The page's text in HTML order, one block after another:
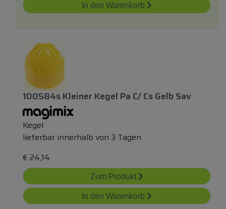
In den Warenkorb
100584s Kleiner Kegel Pa C/ Cs Gelb Sav
Kegel
lieferbar innerhalb von 3 Tagen
€ 24,14
Zum Produkt
In den Warenkorb